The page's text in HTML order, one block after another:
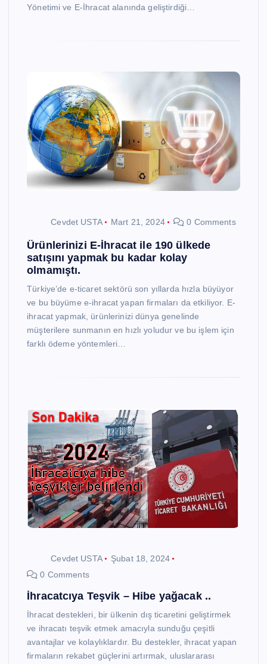
Yönetimi ve E-İhracat alanında geliştirdiği…
Cevdet USTA Mart 21, 2024 0 Comments
Ürünlerinizi E-İhracat ile 190 ülkede
satışını yapmak bu kadar kolay
olmamıştı.
Türkiye’de e-ticaret sektörü son yıllarda hızla büyüyor
ve bu büyüme e-ihracat yapan firmaları da etkiliyor. E-
ihracat yapmak, ürünlerinizi dünya genelinde
müşterilere sunmanın en hızlı yoludur ve bu işlem için
farklı ödeme yöntemleri…
Cevdet USTA
Şubat 18, 2024
0 Comments
İhracatcıya Teşvik – Hibe yağacak ..
İhracat destekleri, bir ülkenin dış ticaretini geliştirmek
ve ihracatı teşvik etmek amacıyla sunduğu çeşitli
avantajlar ve kolaylıklardır. Bu destekler, ihracat yapan
firmaların rekabet güçlerini artırmak, uluslararası